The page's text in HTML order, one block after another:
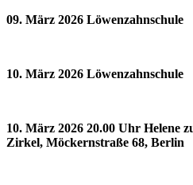
09. März 2026 Löwenzahnschule
10. März 2026 Löwenzahnschule
10. März 2026 20.00 Uhr Helene
Zirkel, Möckernstraße 68, Berlin